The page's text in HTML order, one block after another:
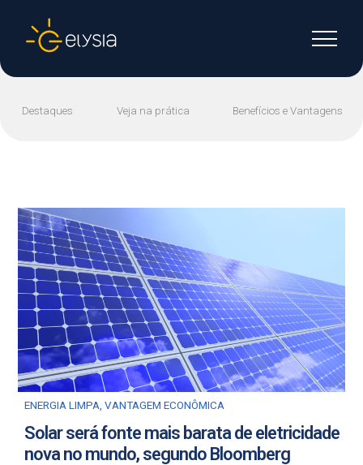
Destaques Veja na prática Benefícios e Vantagens
ENERGIA LIMPA ,VANTAGEM ECONÔMICA
Solar será fonte mais barata de eletricidade
nova no mundo, segundo Bloomberg